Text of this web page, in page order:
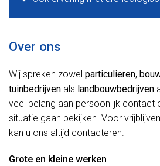
Over ons
Wij spreken zowel particulieren,
tuinbedrijven als landbouwbedrijven
veel belang aan persoonlijk contact
situatie gaan bekijken. Voor
kan u ons altijd contacteren.
Grote en kleine werken